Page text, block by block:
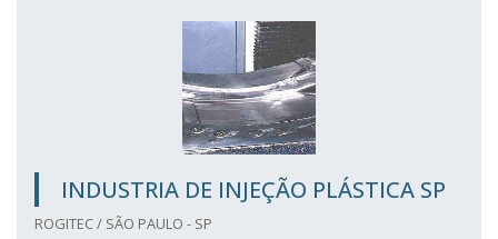
INDUSTRIA DE INJEÇÃO PLÁSTICA SP
ROGITEC / SÃO PAULO - SP